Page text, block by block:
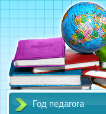
Год педагога